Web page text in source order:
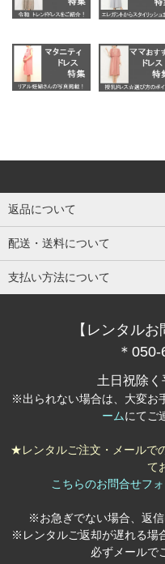
返品について
配送・送料について
支払い方法について
【レンタル
＊
土日祝除
※出られない場合は、大変お
ームにてご
★レンタルご注文・メールで
て
こちらのお問合せフ
※お急ぎでない場合、返信
※レンタルご返却が遅れる場
必ずメールで